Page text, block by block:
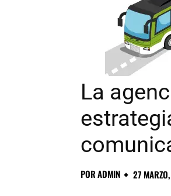
La
PORADMIN 27